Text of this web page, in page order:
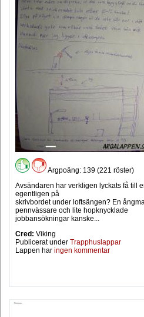
Argpoäng: 139 (221 röster)
Avsändaren har verkligen lyckats få till
egentligen på
skrivbordet under loftsängen? En
pennvässare och lite hopknycklade
jobbansökningar kanske...
Cred: Viking
Publicerat under Trapphuslappar
Lappen har ingen kommentar